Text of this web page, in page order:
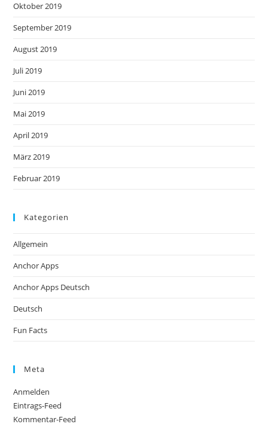
Oktober 2019
September 2019
August 2019
Juli 2019
Juni 2019
Mai 2019
April 2019
März 2019
Februar 2019
Kategorien
Allgemein
Anchor Apps
Anchor Apps Deutsch
Deutsch
Fun Facts
Meta
Anmelden
Eintrags-Feed
Kommentar-Feed